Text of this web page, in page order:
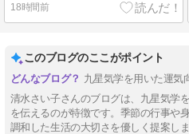
18時間前
このブログのここがポイント
九星気学を用いた運気
清水さい子さんのブログは、九星気学
を伝えるのが特徴です。季節の行事や
調和した生活の大切さを優しく提案し